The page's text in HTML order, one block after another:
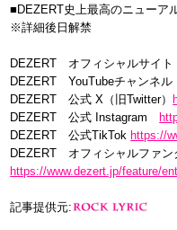
■DEZERT史上最高のニューア
※詳細後日解禁
DEZERT オフィシャルサイ
DEZERT YouTubeチャンネル
DEZERT 公式 X（旧Twitter）
DEZERT 公式 Instagram
DEZERT 公式TikTok https://
DEZERT オフィシャルファ
https://www.dezert.jp/feature/
記事提供元: